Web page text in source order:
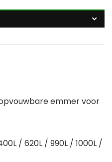
emmer voor
/ 620L / 990L / 1000L /